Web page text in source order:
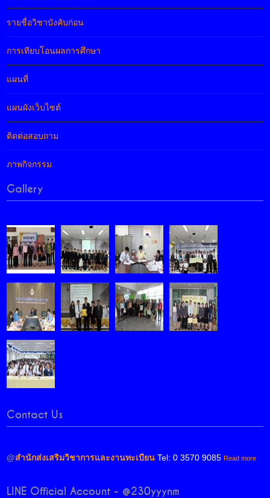
รายชื่อวิชาบังคับก่อน
การเทียบโอนผลการศึกษา
แผนที่
แผนผังเว็บไซต์
ติดต่อสอบถาม
ภาพกิจกรรม
Gallery
Contact Us
@สำนักส่งเสริมวิชาการและงานทะเบียน Tel: 0 3570 9085 Read more
LINE Official Account - @230yyynm